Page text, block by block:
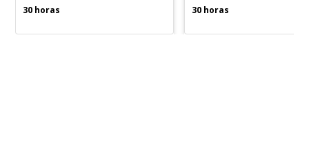
30 horas
30 horas